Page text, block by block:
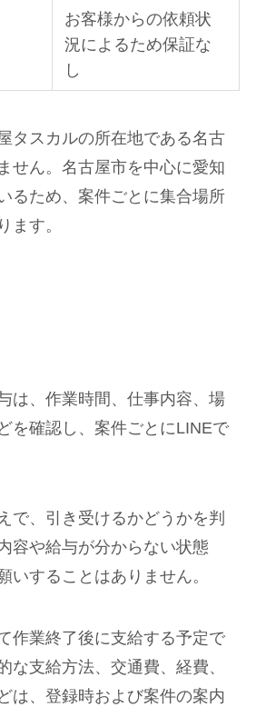
お客様からの依頼状
況によるため保証な
し
タスカルの所在地である名古
せん。名古屋市を中心に愛知
るため、案件ごとに集合場所
ます。
は、作業時間、仕事内容、場
を確認し、案件ごとにLINEで
で、引き受けるかどうかを判
容や給与が分からない状態
いすることはありません。
作業終了後に支給する予定で
な支給方法、交通費、経費、
は、登録時および案件の案内